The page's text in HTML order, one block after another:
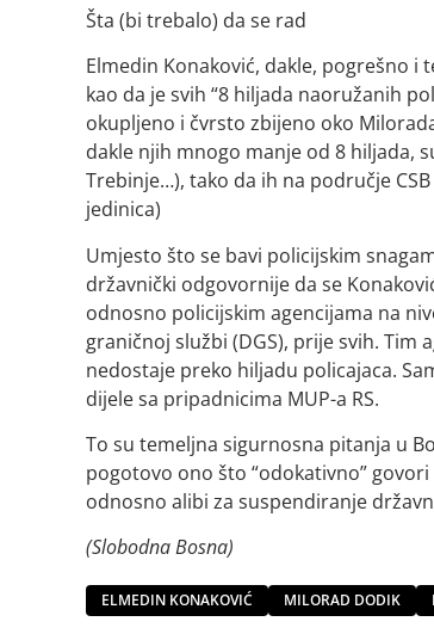
Šta (bi trebalo) da se rad
Elmedin Konaković, dakle, pogrešno i
kao da je svih “8 hiljada naoružanih
okupljeno i čvrsto zbijeno oko
dakle njih mnogo manje od 8 hiljada,
Trebinje…), tako da ih na područje
jedinica)
Umjesto što se bavi policijskim
državnički odgovornije da se
odnosno policijskim agencijama na
graničnoj službi (DGS), prije svih.
nedostaje preko hiljadu policajaca.
dijele sa pripadnicima MUP-a RS.
To su temeljna sigurnosna pitanja u
pogotovo ono što “odokativno”
odnosno alibi za suspendiranje
(Slobodna Bosna)
ELMEDIN KONAKOVIĆ MILORAD DODIK